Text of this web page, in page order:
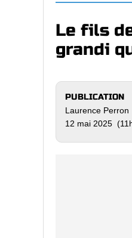
Le fils
grandi
PUBLICATION
Laurence Perron
12 mai 2025